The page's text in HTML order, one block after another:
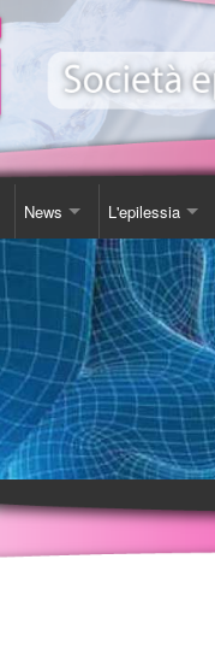
Nazionale Epilessia
EeXpPiO
News
Comunicazioni
Agenda
Esposizione sull'epilessia
Novita'
L'epilessia
Come